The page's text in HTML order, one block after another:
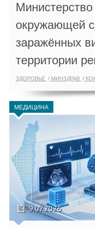
окружающей
заражённых
территории
ЗДОРОВЬЕ МИНЗДРАВ
МЕДИЦИНА
9.07.2026